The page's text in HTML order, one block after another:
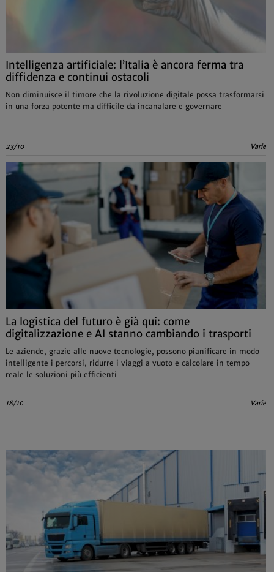
Intelligenza artificiale: l’Italia è ancora ferma tra
diffidenza e continui ostacoli
Non diminuisce il timore che la rivoluzione digitale possa trasformarsi
in una forza potente ma difficile da incanalare e governare
23/10 Varie
La logistica del futuro è già qui: come
digitalizzazione e AI stanno cambiando i trasporti
Le aziende, grazie alle nuove tecnologie, possono pianificare in modo
intelligente i percorsi, ridurre i viaggi a vuoto e calcolare in tempo
reale le soluzioni più efficienti
18/10 Varie